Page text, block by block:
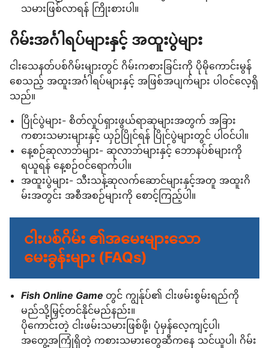
သမားဖြစ်လာရန် ကြိုးစားပါ။
ဂိမ်းအင်္ဂါရပ်များနှင့် အထူးပွဲများ
ငါးသေနတ်ပစ်ဂိမ်းများတွင် ဂိမ်းကစားခြင်းကို ပိုမိုကောင်းမွန်
စေသည့် အထူးအင်္ဂါရပ်များနှင့် အဖြစ်အပျက်များ ပါဝင်လေ့ရှိ
သည်။
ပြိုင်ပွဲများ- စိတ်လှုပ်ရှားဖွယ်ရာဆုများအတွက် အခြား
ကစားသမားများနှင့် ယှဉ်ပြိုင်ရန် ပြိုင်ပွဲများတွင် ပါဝင်ပါ။
နေ့စဉ်ဆုလာဘ်များ- ဆုလာဘ်များနှင့် ဘောနပ်စ်များကို
ရယူရန် နေ့စဉ်ဝင်ရောက်ပါ။
အထူးပွဲများ- သီးသန့်ဆုလက်ဆောင်များနှင့်အတူ အထူးဂိ
မ်းအတွင်း အစီအစဉ်များကို စောင့်ကြည့်ပါ။
ငါးပစ်ဂိမ်း ၏အမေးများသော
မေးခွန်းများ (FAQs)
Fish Online Game တွင် ကျွန်ုပ်၏ ငါးဖမ်းစွမ်းရည်ကို
မည်သို့မြှင့်တင်နိုင်မည်နည်း။
ပိုကောင်းတဲ့ ငါးဖမ်းသမားဖြစ်ဖို့၊ ပုံမှန်လေ့ကျင့်ပါ၊
အတွေ့အကြုံရှိတဲ့ ကစားသမားတွေဆီကနေ သင်ယူပါ၊ ဂိမ်း